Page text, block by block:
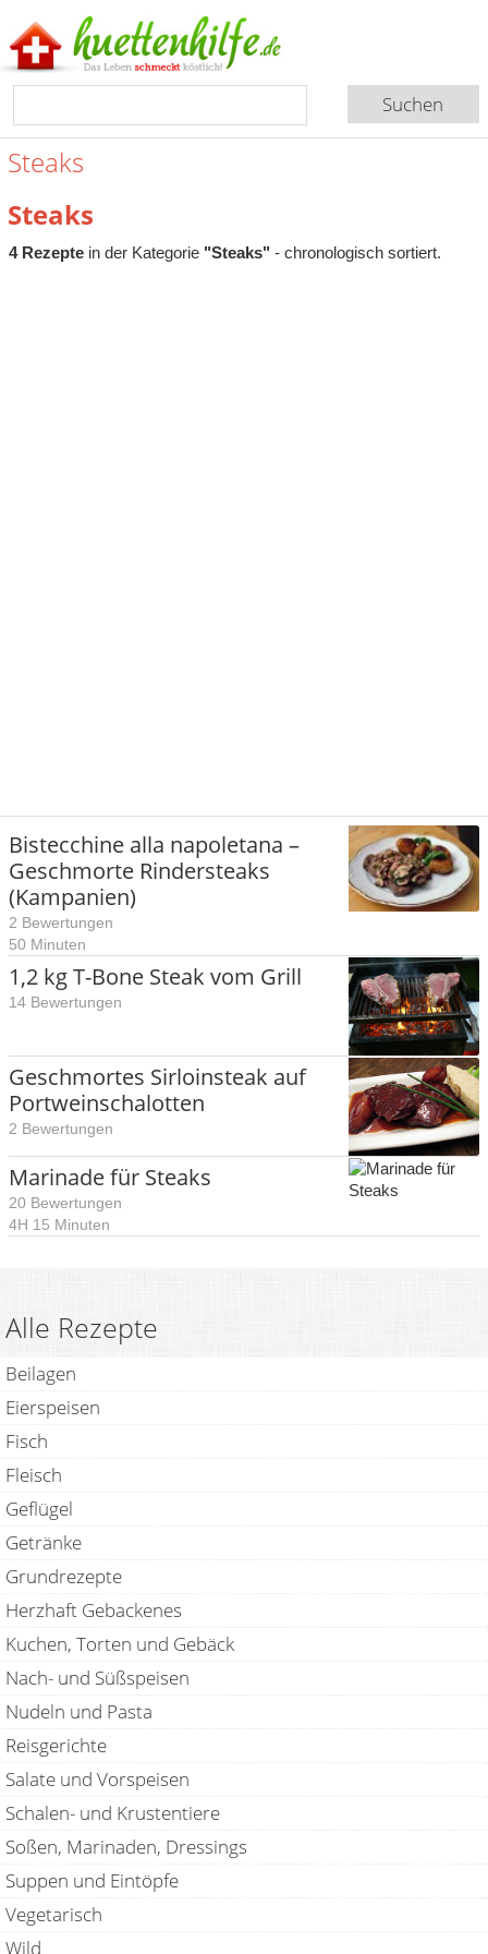
Steaks
Steaks
4 Rezeptein der Kategorie "Steaks" - chronologisch sortiert.
Bistecchine alla napoletana –
Geschmorte Rindersteaks
(Kampanien)
2 Bewertungen
50 Minuten
1,2 kg T-Bone Steak vom Grill
14 Bewertungen
Geschmortes Sirloinsteak auf
Portweinschalotten
2 Bewertungen
Marinade für Steaks
20 Bewertungen
4H 15 Minuten
Alle Rezepte
Beilagen
Eierspeisen
Fisch
Fleisch
Geflügel
Getränke
Grundrezepte
Herzhaft Gebackenes
Kuchen, Torten und Gebäck
Nach- und Süßspeisen
Nudeln und Pasta
Reisgerichte
Salate und Vorspeisen
Schalen- und Krustentiere
Soßen, Marinaden, Dressings
Suppen und Eintöpfe
Vegetarisch
Wild